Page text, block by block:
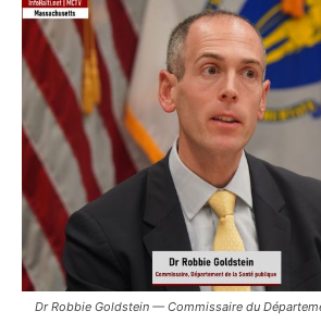
Dr Robbie Goldstein — Commissaire du